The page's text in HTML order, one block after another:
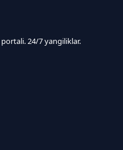
24/7 yangiliklar.